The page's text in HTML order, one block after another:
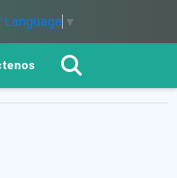
Language ▼